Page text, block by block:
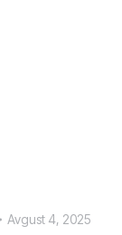
Avgust 4, 2025